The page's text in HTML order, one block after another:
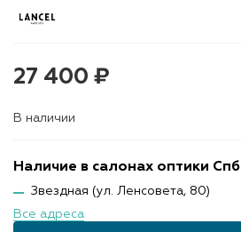
27 400 ₽
В наличии
Наличие в салонах оптики Спб
Звездная (ул. Ленсовета, 80)
Все адреса